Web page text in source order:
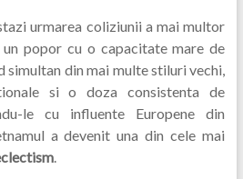
urmarea coliziunii a mai multor
popor cu o capacitate mare de
din mai multe stiluri vechi,
si o doza consistenta de
le cu influente Europene din
a devenit una din cele mai
.